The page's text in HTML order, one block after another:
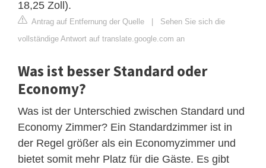
18,25 Zoll).
Antrag auf Entfernung der Quelle | Sehen Sie sich die
vollständige Antwort auf translate.google.com an
Was ist besser Standard oder
Economy?
Was ist der Unterschied zwischen Standard und
Economy Zimmer? Ein Standardzimmer ist in
der Regel größer als ein Economyzimmer und
bietet somit mehr Platz für die Gäste. Es gibt